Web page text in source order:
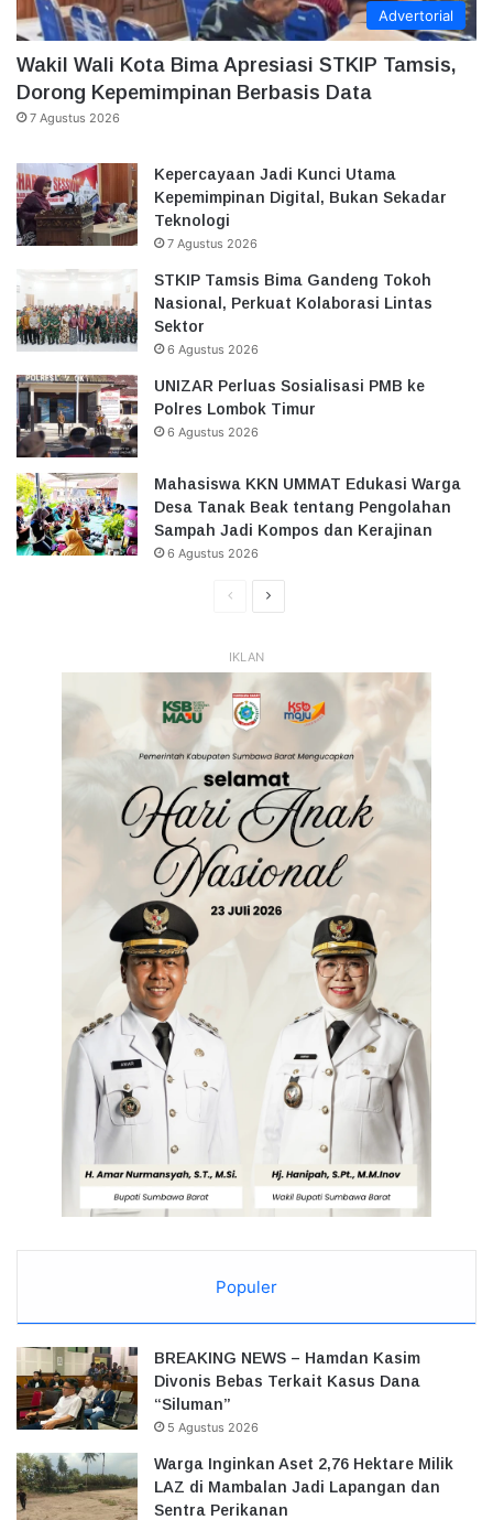
Advertorial
Wakil Wali Kota Bima Apresiasi STKIP Tamsis,
Dorong Kepemimpinan Berbasis Data
7 Agustus 2026
Kepercayaan Jadi Kunci Utama
Kepemimpinan Digital, Bukan Sekadar
Teknologi
7 Agustus 2026
STKIP Tamsis Bima Gandeng Tokoh
Nasional, Perkuat Kolaborasi Lintas
Sektor
6 Agustus 2026
UNIZAR Perluas Sosialisasi PMB ke
Polres Lombok Timur
6 Agustus 2026
Mahasiswa KKN UMMAT Edukasi Warga
Desa Tanak Beak tentang Pengolahan
Sampah Jadi Kompos dan Kerajinan
6 Agustus 2026
HalamanHalaman
IKLAN
Populer
BREAKING NEWS – Hamdan Kasim
Divonis Bebas Terkait Kasus Dana
“Siluman”
5 Agustus 2026
Warga Inginkan Aset 2,76 Hektare Milik
LAZ di Mambalan Jadi Lapangan dan
Sentra Perikanan